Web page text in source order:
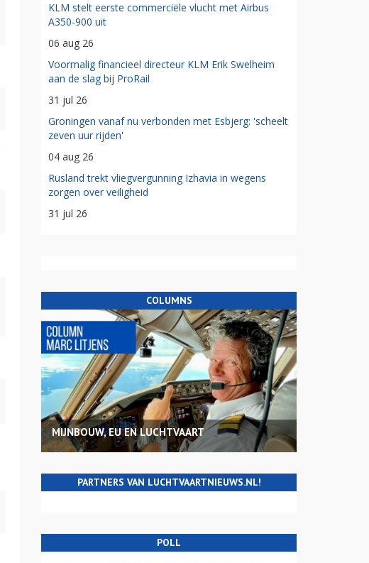
KLM stelt eerste commerciële vlucht met Airbus
A350-900 uit
06 aug 26
Voormalig financieel directeur KLM Erik Swelheim
aan de slag bij ProRail
31 jul 26
Groningen vanaf nu verbonden met Esbjerg: 'scheelt
zeven uur rijden'
04 aug 26
Rusland trekt vliegvergunning Izhavia in wegens
zorgen over veiligheid
31 jul 26
COLUMNS
MIJNBOUW, EU EN LUCHTVAART
PARTNERS VAN LUCHTVAARTNIEUWS.NL!
POLL